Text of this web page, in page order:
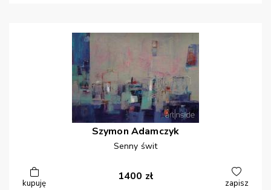
Szymon Adamczyk
Senny świt
kupuję
1400 zł
zapisz